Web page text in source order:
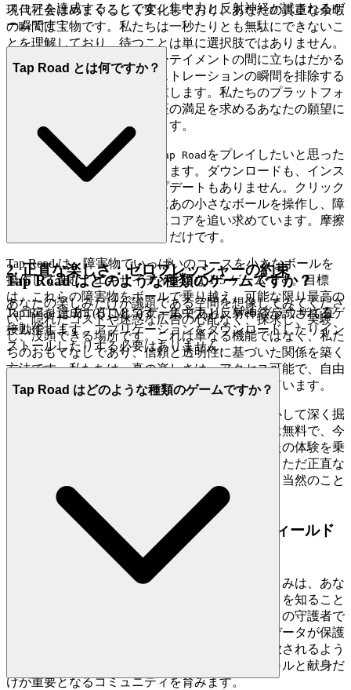
現代社会はめまぐるしく変化しており、あなたの貴重な余暇
の瞬間は宝物です。私たちは一秒たりとも無駄にできないこ
とを理解しており、待つことは単に選択肢ではありません。
私たちは、あなたとエンターテイメントの間に立ちはだかる
すべての障壁、遅延、フラストレーションの瞬間を排除する
ことで、あなたの時間を尊重します。私たちのプラットフォ
ームは即時性を重視し、即座の満足を求めるあなたの願望に
応えるように設計されています。
これは私たちの約束です。 Tap Road をプレイしたいと思った
ら、数秒でゲームに参加できます。ダウンロードも、インス
トールも、延々と続くアップデートもありません。クリック
するだけで、あなたはすでにあの小さなボールを操作し、障
害物をナビゲートし、ハイスコアを追い求めています。摩擦
はなく、純粋で即座の楽しさだけです。
2. 正直な楽しさ：ゼロプレッシャーの約束
あなたの楽しみだけが議題である空間を想像してみてくださ
い。隠れたコストや迷惑な広告の心配なく、探求し、実験
し、没頭できる場所です。これは単なる機能ではなく、私た
ちのおもてなしであり、信頼と透明性に基づいた関係を築く
方法です。私たちは、真の楽しさは、アクセス可能で、自由
で、完全に義務がないものであるべきだと信じています。
のすべてのレベルと戦略を、完全に安心して深く掘
り下げてください。私たちのプラットフォームは無料で、今
後もそうです。縛りもなく、驚きもなく、あなたの体験を乗
っ取るようなマイクロトランザクションもなく、ただ正直な
エンターテイメントだけです。あなたの焦点は、当然のこと
ながら、ゲームだけに集中できます。
3. 自信を持ってプレイ：公正で安全なフィールド
へのコミットメント
あなたの心の安らぎは最優先事項です。真の楽しみは、あな
たが安全で、敬意があり、公平な環境にいることを知ること
から生まれると理解しています。私たちは誠実さの守護者で
あり、あなたの成果が正当に得られ、あなたのデータが保護
され、あなたのゲーム体験が不当な干渉から解放されるよう
に、たゆまぬ努力をしています。私たちは、スキルと献身だ
けが重要となるコミュニティを育みます。
スコアを達成することです。集中力と反射神経が試されるゲ
ームです！
Tap Road とは何ですか？
Tap Road は、障害物でいっぱいのコースを小さなボールを
操作して進む、エキサイティングな H5 ゲームです。目標
は、これらの障害物をボールで乗り越え、可能な限り最高の
スコアを達成することです。集中力と反射神経が試されるゲ
ームです！
Tap Road はどのような種類のゲームですか？
Tap Road は H5 (HTML5) ゲームであり、Web ブラウザで直
接動作します。アプリケーションをダウンロードしたりイン
ストールしたりする必要はありません。
Tap Road はどのような種類のゲームですか？